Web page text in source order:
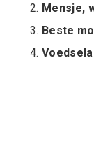
Mensje,
Beste